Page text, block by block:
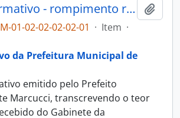
Folheto informativo - rompimento relações diplomáticas e comerciais com Japão, Alemanha e Itália
01-02-02-02-02-01 · Item ·
da Prefeitura Municipal de
emitido pelo Prefeito
Marcucci, transcrevendo o teor
do Gabinete da